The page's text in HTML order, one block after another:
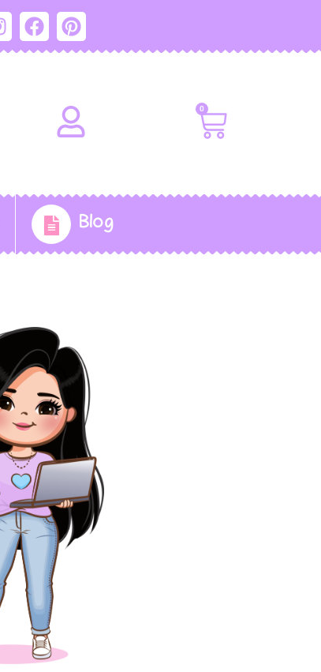
0
Blog